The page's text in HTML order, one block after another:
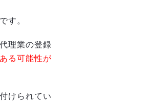
す。
理業の登録
る可能性が
けられてい